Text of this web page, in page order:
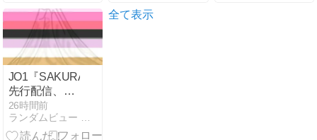
JO1『SAKURA』
先行配信、リ
リック・ビデ
オ公開、中毒
性あり/ グラミ
26時間前
ランダムビュー アソート
全て表示